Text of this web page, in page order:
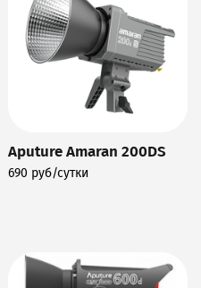
Aputure Amaran 200DS
690 руб/сутки